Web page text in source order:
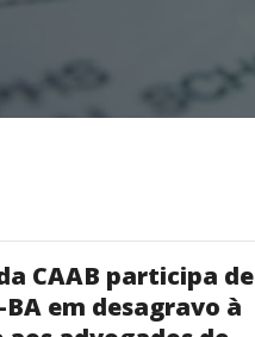
CAAB participa de
em desagravo à